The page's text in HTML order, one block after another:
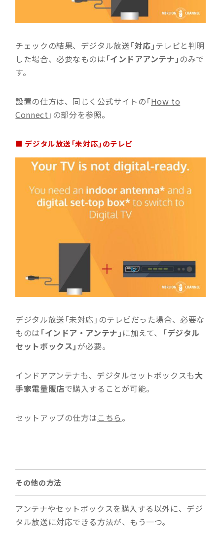
チェックの結果、デジタル放送「対応」テレビと判明
した場合、必要なものは 「インドアアンテナ」 のみで
す。
設置の仕方は、同じく公式サイトの「How to
Connect 」の部分を参照。
■ デジタル放送「未対応」のテレビ
デジタル放送「未対応」のテレビだった場合、必要な
ものは 「インドア・アンテナ」 に加えて、
「デジタル
セットボックス」が必要。
インドアアンテナも、デジタルセットボックスも大
手家電量販店で購入することが可能。
セットアップの仕方は こちら。
その他の方法
アンテナやセットボックスを購入する以外に、デジ
タル放送に対応できる方法が、もう一つ。